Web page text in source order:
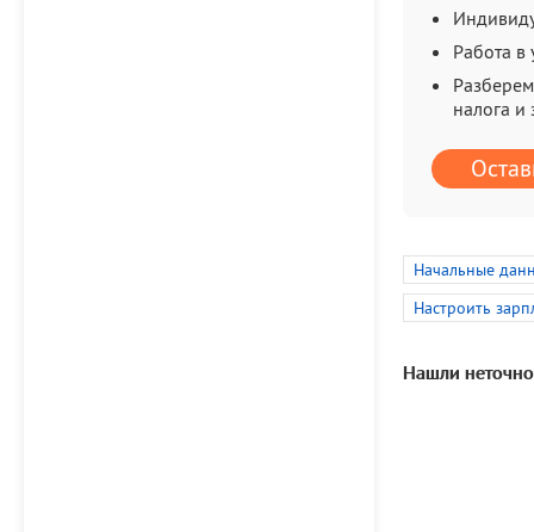
Работа в
налога и
Начальные
Настроить
Нашли